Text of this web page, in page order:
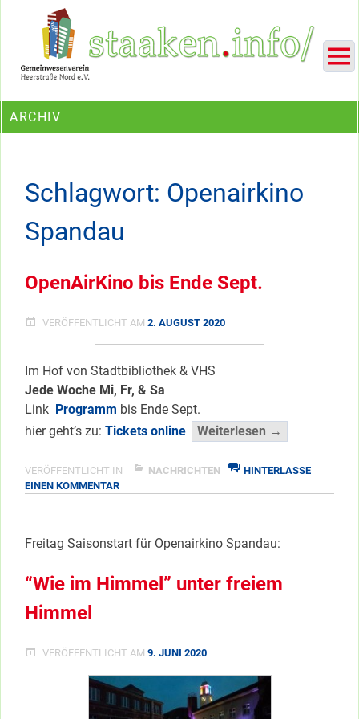
Ein Projekt des Gemeinwesenvereins Heerstraße Nord
ARCHIV
Schlagwort: Openairkino
Spandau
OpenAirKino bis Ende Sept.
VERÖFFENTLICHT AM 2. AUGUST 2020
Im Hof von Stadtbibliothek & VHS
Jede Woche Mi, Fr, & Sa
Link Programm bis Ende Sept.
hier geht’s zu: Tickets online Weiterlesen →
Ende
VERÖFFENTLICHT IN NACHRICHTEN
HINTERLASSE
EINEN KOMMENTARZU
SEPT.
Freitag Saisonstart für Openairkino Spandau:
“Wie im Himmel” unter freiem
Himmel
VERÖFFENTLICHT AM 9. JUNI 2020